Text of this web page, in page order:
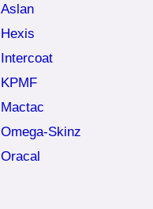
Aslan
Hexis
Intercoat
KPMF
Mactac
Omega-Skinz
Oracal